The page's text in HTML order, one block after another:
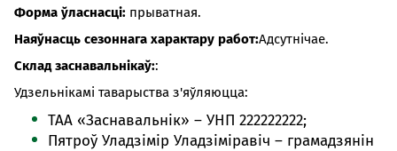
Форма ўласнасці: прыватная.
Наяўнасць сезоннага характару работ:Адсутнічае.
Склад заснавальнікаў::
Удзельнікамі таварыства з'яўляюцца:
ТАА «Заснавальнік» – УНП 222222222;
Пятроў Уладзімір Уладзіміравіч – грамадзянін